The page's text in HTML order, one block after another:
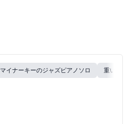
マイナーキーのジャズピアノソロ 重いベース